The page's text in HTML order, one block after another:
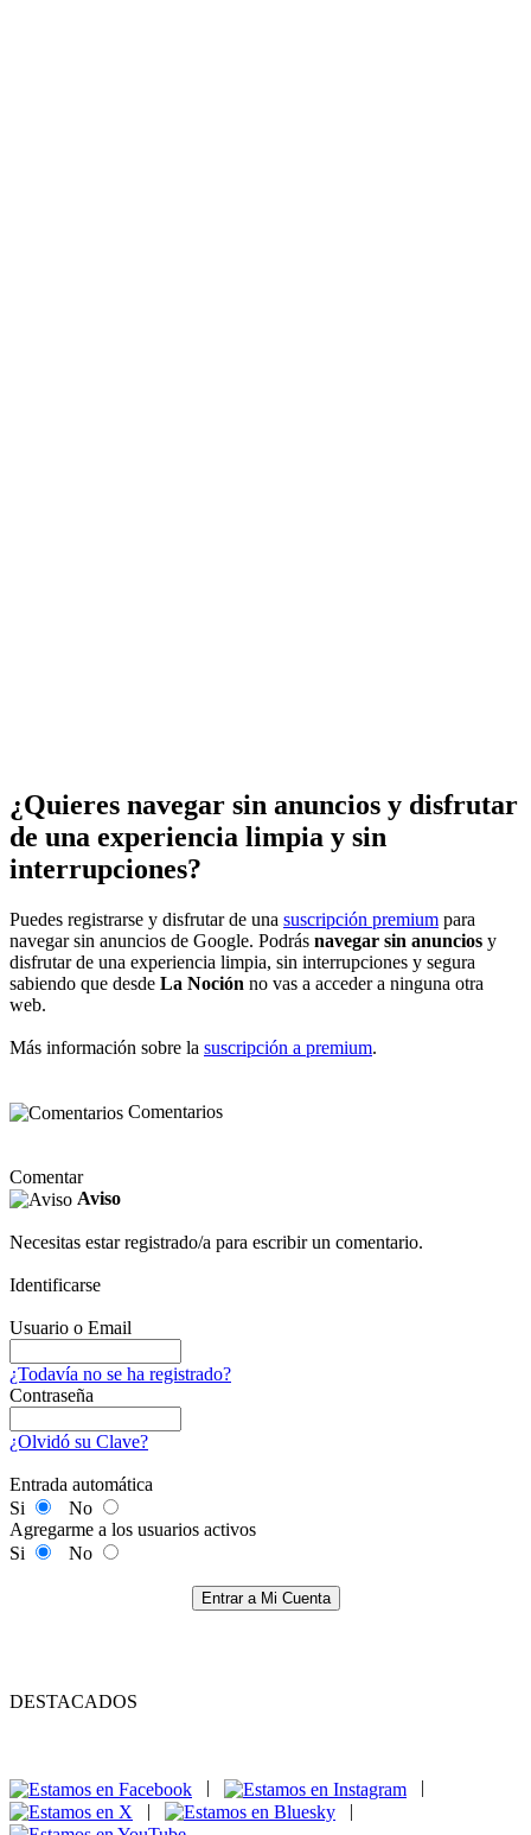
¿Quieres navegar sin anuncios y disfrutar
de una experiencia limpia y sin
interrupciones?
Puedes registrarse y disfrutar de una suscripción premium para
navegar sin anuncios de Google. Podrás navegar sin anuncios y
disfrutar de una experiencia limpia, sin interrupciones y segura
sabiendo que desde La Noción no vas a acceder a ninguna otra
web.
Más información sobre la suscripción a premium.
Comentarios
Comentar
Aviso
Necesitas estar registrado/a para escribir un comentario.
Identificarse
Usuario o Email
¿Todavía no se ha registrado?
Contraseña
¿Olvidó su Clave?
Entrada automática
Si
No
Agregarme a los usuarios activos
Si
No
Entrar a Mi Cuenta
DESTACADOS
|
|